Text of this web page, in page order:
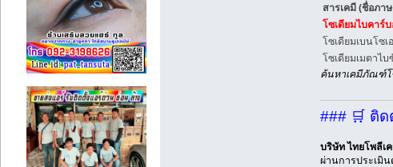
สารเคมี (ชื่อภา
โซเดียมไบคาร์บ
โซเดียมเบนโซเ
โซเดียมเมตาไบ
ค้นหาเคมีภัณฑ์โซ
### 🛒 ติ
บริษัท ไทยโพลีเ
ผ่านการประเมิ